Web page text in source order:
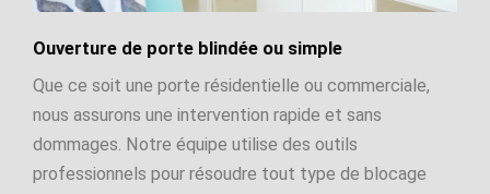
Ouverture de porte blindée ou simple
Que ce soit une porte résidentielle ou commerciale,
nous assurons une intervention rapide et sans
dommages. Notre équipe utilise des outils
professionnels pour résoudre tout type de blocage